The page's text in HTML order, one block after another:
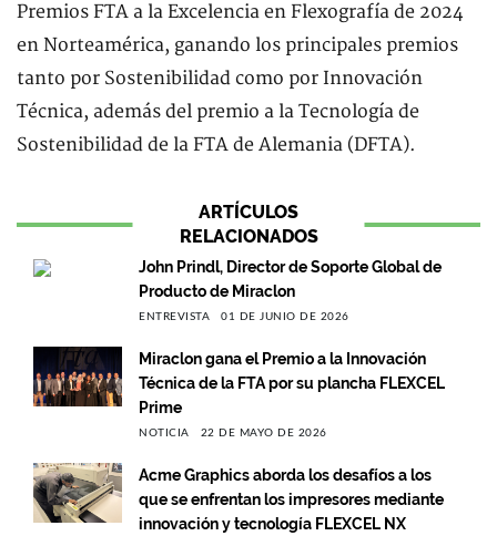
Premios FTA a la Excelencia en Flexografía de 2024
en Norteamérica, ganando los principales premios
tanto por Sostenibilidad como por Innovación
Técnica, además del premio a la Tecnología de
Sostenibilidad de la FTA de Alemania (DFTA).
ARTÍCULOS
RELACIONADOS
John Prindl, Director de Soporte Global de
Producto de Miraclon
ENTREVISTA 01 DE JUNIO DE 2026
Miraclon gana el Premio a la Innovación
Técnica de la FTA por su plancha FLEXCEL
Prime
NOTICIA 22 DE MAYO DE 2026
Acme Graphics aborda los desafíos a los
que se enfrentan los impresores mediante
innovación y tecnología FLEXCEL NX